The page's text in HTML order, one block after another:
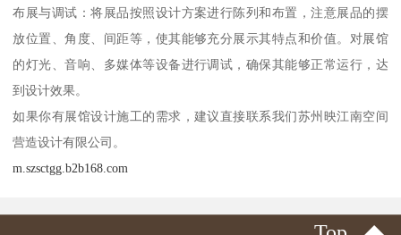
布展与调试：将展品按照设计方案进行陈列和布置，注意展品的摆
放位置、角度、间距等，使其能够充分展示其特点和价值。对展馆
的灯光、音响、多媒体等设备进行调试，确保其能够正常运行，达
到设计效果。
如果你有展馆设计施工的需求，建议直接联系我们苏州映江南空间
营造设计有限公司。
m.szsctgg.b2b168.com